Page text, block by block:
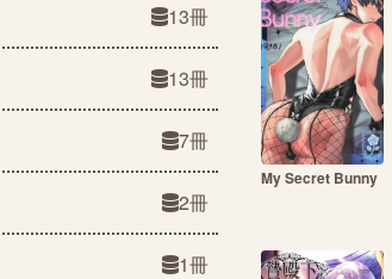
13冊
13冊
7冊
2冊
1冊
My Secret Bunny